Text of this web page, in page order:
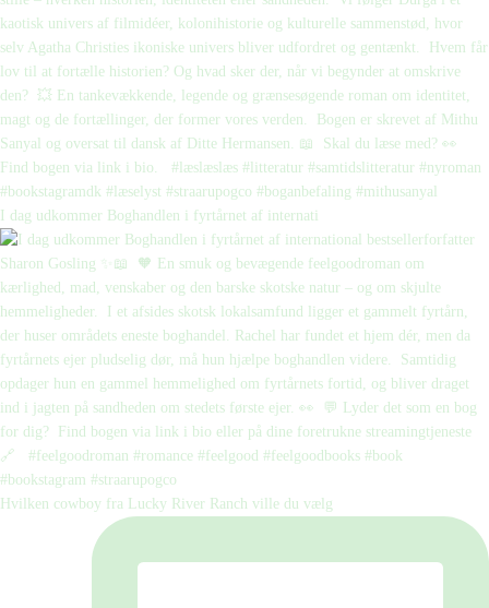
I dag udkommer Boghandlen i fyrtårnet af internati
Hvilken cowboy fra Lucky River Ranch ville du vælg